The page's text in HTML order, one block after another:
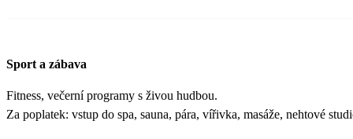
Sport a zábava
Fitness, večerní programy s živou hudbou.
Za poplatek: vstup do spa, sauna, pára, vířivka, masáže, nehtové